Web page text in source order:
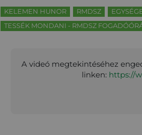
KELEMEN HUNOR RMDSZ
TESSÉK MONDANI - RMDSZ
A videó megtekintéséhez
linken: https://